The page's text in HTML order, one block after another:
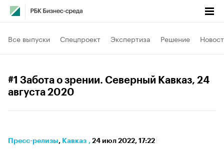
Все выпуски Спецпроект Экспертиза Решение
#1 Забота о зрении. Северный Кавказ, 24
августа 2020
Пресс-релизы⁠, Кавказ , 24 июл 2022, 17:22